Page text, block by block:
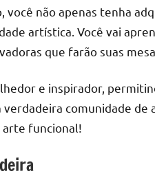
Nosso
conteúdo
é
em
apresentar
melhores
práticas
e
você não apenas tenha
artística. Você vai
que farão suas
e inspirador,
comunidade de
funcional!